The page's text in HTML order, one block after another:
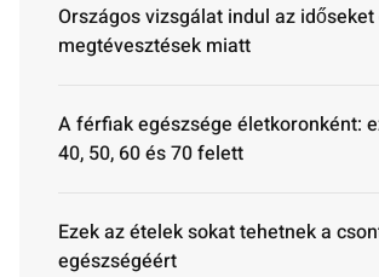
Országos vizsgálat indul az
megtévesztések miatt
A férfiak egészsége életkoronként:
40, 50, 60 és 70 felett
Ezek az ételek sokat tehetnek a
egészségéért